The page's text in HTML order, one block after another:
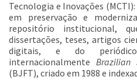
Tecnologia e Inovações
em preservação e
repositório institucional,
dissertações, teses, artigos
digitais, e do periódico
internacionalmenteBrazilian
(BJFT), criado em 1988 e